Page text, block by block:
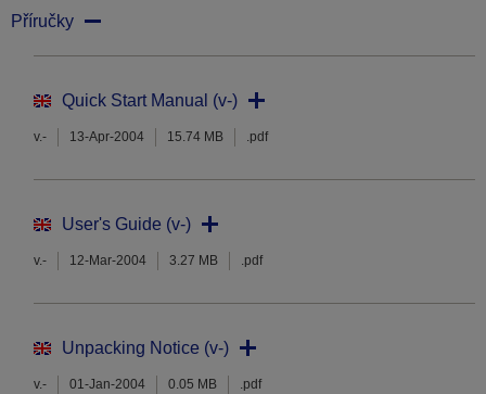
Příručky
Quick Start Manual (v-)
v.- 13-Apr-2004 15.74 MB .pdf
User's Guide (v-)
v.- 12-Mar-2004 3.27 MB .pdf
Unpacking Notice (v-)
v.- 01-Jan-2004 0.05 MB .pdf